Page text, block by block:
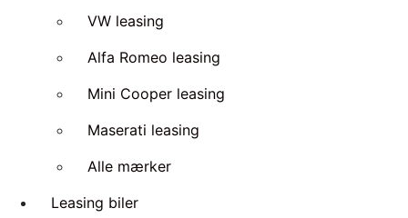
VW leasing
Alfa Romeo leasing
Mini Cooper leasing
Maserati leasing
Alle mærker
Leasing biler